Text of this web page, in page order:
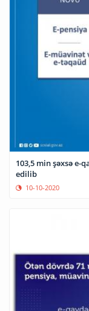
103,5 min şəxsə
edilib
10-10-2020